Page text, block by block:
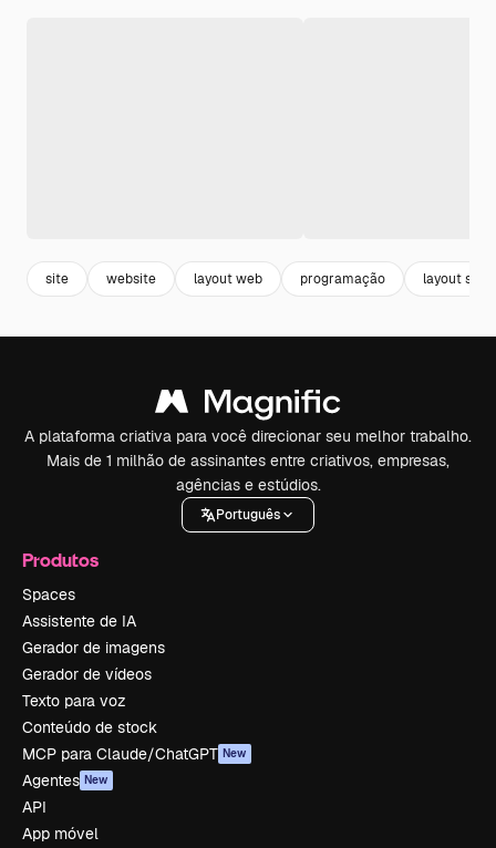
site website layout web programação layout site
A plataforma criativa para você direcionar seu melhor trabalho.
Mais de 1 milhão de assinantes entre criativos, empresas,
agências e estúdios.
Português
Produtos
Spaces
Assistente de IA
Gerador de imagens
Gerador de vídeos
Texto para voz
Conteúdo de stock
MCP para Claude/ChatGPT New
Agentes New
API
App móvel